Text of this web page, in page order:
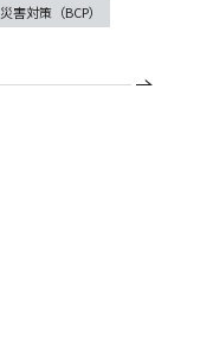
災害対策（BCP）